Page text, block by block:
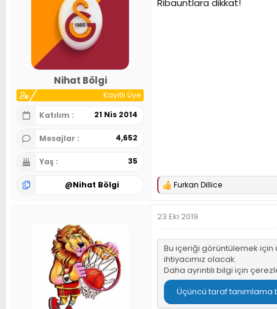
Nihat Bölgi
Kayıtlı Üye
Katılım
21 Nis 2014
Mesajlar 4,652
Yaş 35
@Nihat Bölgi
Ribauntlara dikkat!
T
k
i
l
e
Furkan Dillice
23 Eki 2019
Bu içeriği görüntülemek
ihtiyacımız olacak.
Daha ayrıntılı bilgi için
Üçüncü taraf tanımlama